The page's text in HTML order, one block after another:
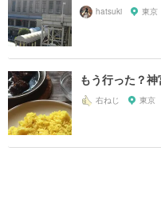
hatsuki 東京
もう行った？
右ねじ 東京